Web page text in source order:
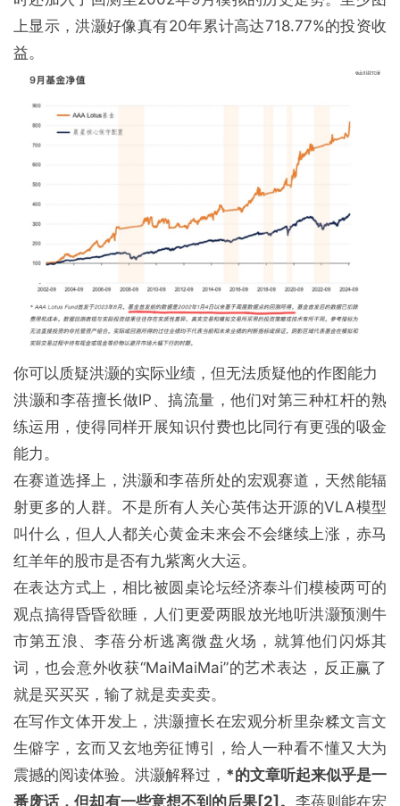
上显示，洪灏好像真有20年累计高达718.77%的投资收
益。
你可以质疑洪灏的实际业绩，但无法质疑他的作图能力
洪灏和李蓓擅长做IP、搞流量，他们对第三种杠杆的熟
练运用，使得同样开展知识付费也比同行有更强的吸金
能力。
在赛道选择上，洪灏和李蓓所处的宏观赛道，天然能辐
射更多的人群。不是所有人关心英伟达开源的VLA模型
叫什么，但人人都关心黄金未来会不会继续上涨，赤马
红羊年的股市是否有九紫离火大运。
在表达方式上，相比被圆桌论坛经济泰斗们模棱两可的
观点搞得昏昏欲睡，人们更爱两眼放光地听洪灏预测牛
市第五浪、李蓓分析逃离微盘火场，就算他们闪烁其
词，也会意外收获“MaiMaiMai”的艺术表达，反正赢了
就是买买买，输了就是卖卖卖。
在写作文体开发上，洪灏擅长在宏观分析里杂糅文言文
生僻字，玄而又玄地旁征博引，给人一种看不懂又大为
震撼的阅读体验。洪灏解释过， *的文章听起来似乎是一
番废话，但却有一些意想不到的后果[2]。 李蓓则能在宏